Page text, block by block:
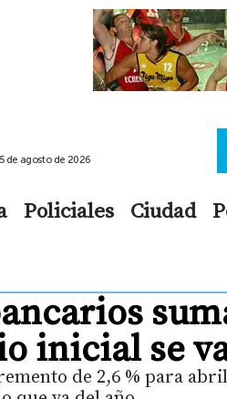
de agosto de 2026
Policiales Ciudad
inicial se
de 2,6 % para